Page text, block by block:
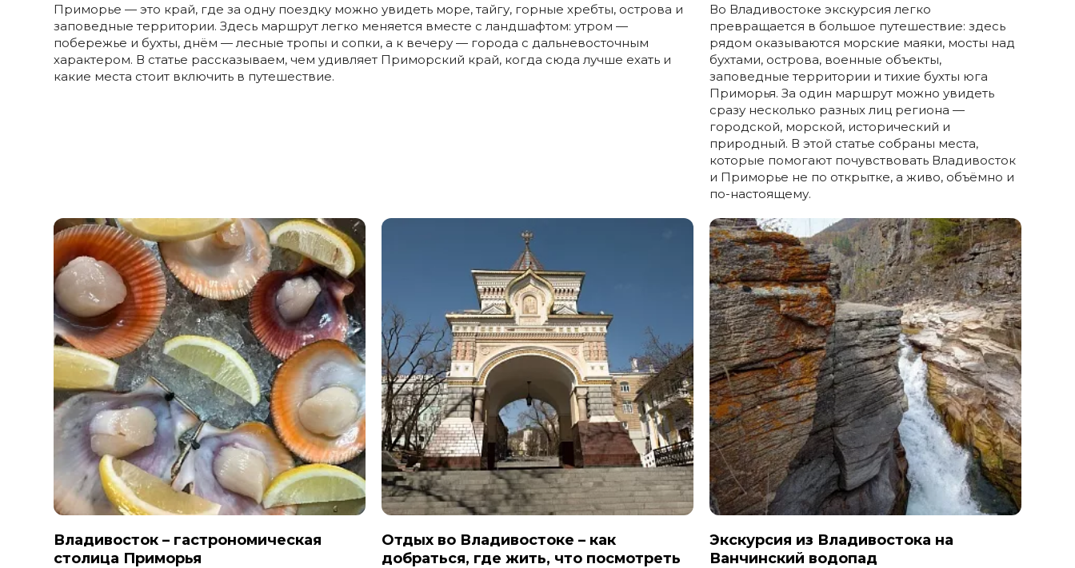
Приморье — это край, где за одну поездку можно увидеть море, тайгу, горные хребты, острова и
заповедные территории. Здесь маршрут легко меняется вместе с ландшафтом: утром —
побережье и бухты, днём — лесные тропы и сопки, а к вечеру — города с дальневосточным
характером. В статье рассказываем, чем удивляет Приморский край, когда сюда лучше ехать и
какие места стоит включить в путешествие.
Во Владивостоке экскурсия легко
превращается в большое путешествие: здесь
рядом оказываются морские маяки, мосты над
бухтами, острова, военные объекты,
заповедные территории и тихие бухты юга
Приморья. За один маршрут можно увидеть
сразу несколько разных лиц региона —
городской, морской, исторический и
природный. В этой статье собраны места,
которые помогают почувствовать Владивосток
и Приморье не по открытке, а живо, объёмно и
по-настоящему.
Владивосток – гастрономическая
столица Приморья
Отдых во Владивостоке – как
добраться, где жить, что посмотреть
Экскурсия из Владивостока на
Ванчинский водопад